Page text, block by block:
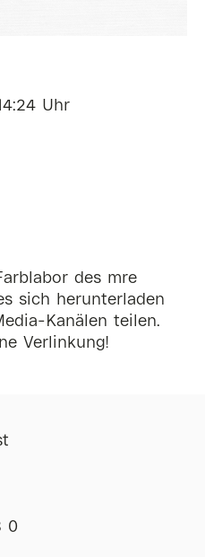
Uhr
des mre
sich herunterladen
Kanälen teilen.
Verlinkung!
0